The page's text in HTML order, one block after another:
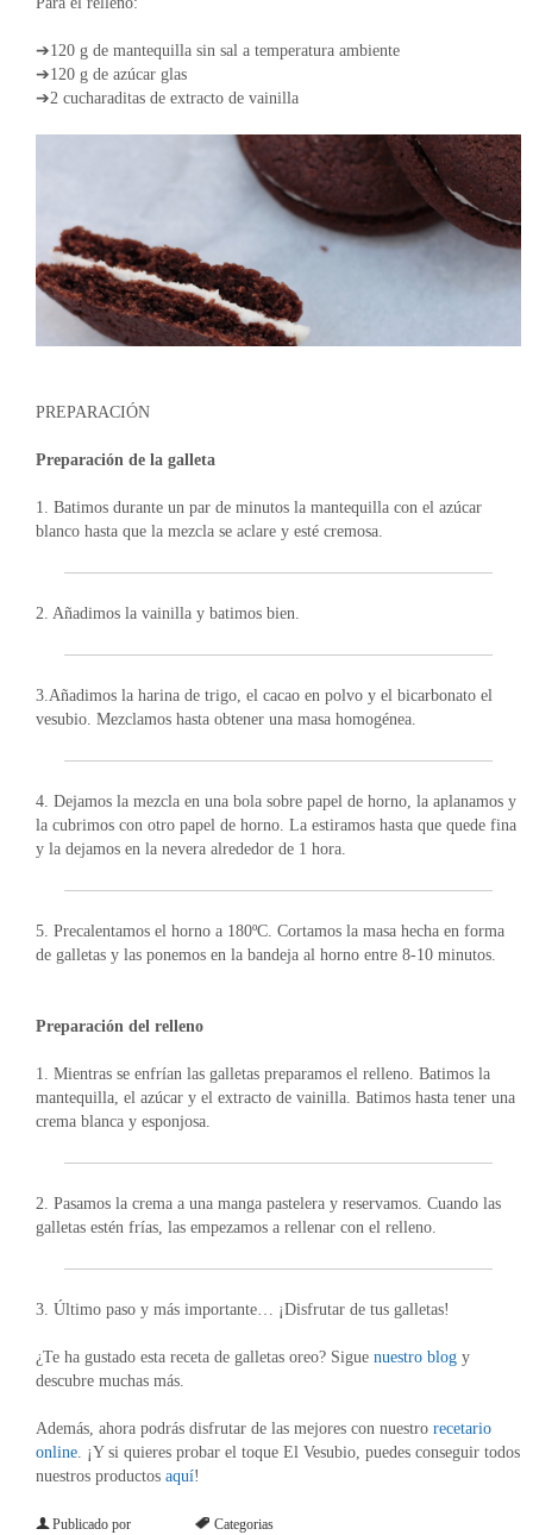
➔120 g de mantequilla sin sal a temperatura ambiente
➔120 g de azúcar glas
➔2 cucharaditas de extracto de vainilla
PREPARACIÓN
Preparación de la galleta
1. Batimos durante un par de minutos la mantequilla con el azúcar
blanco hasta que la mezcla se aclare y esté cremosa.
2. Añadimos la vainilla y batimos bien.
3.Añadimos la harina de trigo, el cacao en polvo y el bicarbonato el
vesubio. Mezclamos hasta obtener una masa homogénea.
4. Dejamos la mezcla en una bola sobre papel de horno, la aplanamos y
la cubrimos con otro papel de horno. La estiramos hasta que quede fina
y la dejamos en la nevera alrededor de 1 hora.
5. Precalentamos el horno a 180ºC. Cortamos la masa hecha en forma
de galletas y las ponemos en la bandeja al horno entre 8-10 minutos.
Preparación del relleno
1. Mientras se enfrían las galletas preparamos el relleno. Batimos la
mantequilla, el azúcar y el extracto de vainilla. Batimos hasta tener una
crema blanca y esponjosa.
2. Pasamos la crema a una manga pastelera y reservamos. Cuando las
galletas estén frías, las empezamos a rellenar con el relleno.
3. Último paso y más importante… ¡Disfrutar de tus galletas!
¿Te ha gustado esta receta de galletas oreo? Sigue nuestro blog y
descubre muchas más.
Además, ahora podrás disfrutar de las mejores con nuestro recetario
online. ¡Y si quieres probar el toque El Vesubio, puedes conseguir todos
nuestros productos aquí!
Publicado por
Categorias